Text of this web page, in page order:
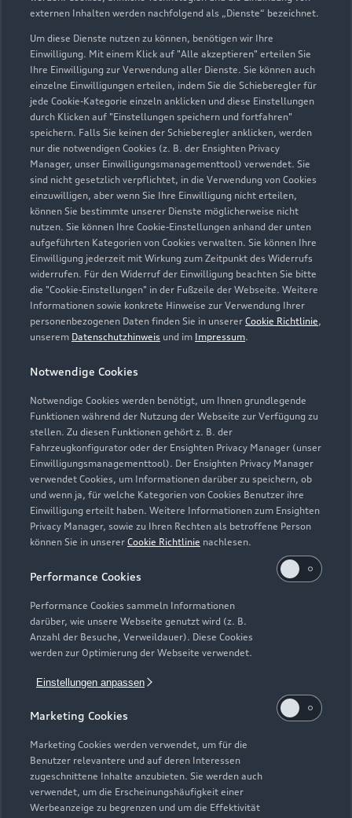
externen Inhalten werden nachfolgend als „Dienste“ bezeichnet.
Um diese Dienste nutzen zu können, benötigen wir Ihre
Einwilligung. Mit einem Klick auf "Alle akzeptieren" erteilen Sie
Ihre Einwilligung zur Verwendung aller Dienste. Sie können auch
einzelne Einwilligungen erteilen, indem Sie die Schieberegler für
jede Cookie-Kategorie einzeln anklicken und diese Einstellungen
durch Klicken auf "Einstellungen speichern und fortfahren"
speichern. Falls Sie keinen der Schieberegler anklicken, werden
nur die notwendigen Cookies (z. B. der Ensighten Privacy
Manager, unser Einwilligungsmanagementtool) verwendet. Sie
sind nicht gesetzlich verpflichtet, in die Verwendung von Cookies
einzuwilligen, aber wenn Sie Ihre Einwilligung nicht erteilen,
können Sie bestimmte unserer Dienste möglicherweise nicht
nutzen. Sie können Ihre Cookie-Einstellungen anhand der unten
aufgeführten Kategorien von Cookies verwalten. Sie können Ihre
Einwilligung jederzeit mit Wirkung zum Zeitpunkt des Widerrufs
widerrufen. Für den Widerruf der Einwilligung beachten Sie bitte
die "Cookie-Einstellungen" in der Fußzeile der Webseite. Weitere
Informationen sowie konkrete Hinweise zur Verwendung Ihrer
personenbezogenen Daten finden Sie in unserer Cookie Richtlinie,
unserem Datenschutzhinweis und im Impressum.
Notwendige Cookies
Notwendige Cookies werden benötigt, um Ihnen grundlegende
Funktionen während der Nutzung der Webseite zur Verfügung zu
stellen. Zu diesen Funktionen gehört z. B. der
Fahrzeugkonfigurator oder der Ensighten Privacy Manager (unser
Einwilligungsmanagementtool). Der Ensighten Privacy Manager
verwendet Cookies, um Informationen darüber zu speichern, ob
und wenn ja, für welche Kategorien von Cookies Benutzer ihre
Einwilligung erteilt haben. Weitere Informationen zum Ensighten
Privacy Manager, sowie zu Ihren Rechten als betroffene Person
können Sie in unserer Cookie Richtlinie nachlesen.
Performance Cookies
Performance Cookies sammeln Informationen
darüber, wie unsere Webseite genutzt wird (z. B.
Anzahl der Besuche, Verweildauer). Diese Cookies
werden zur Optimierung der Webseite verwendet.
Einstellungen anpassen
Marketing Cookies
Marketing Cookies werden verwendet, um für die
Benutzer relevantere und auf deren Interessen
zugeschnittene Inhalte anzubieten. Sie werden auch
verwendet, um die Erscheinungshäufigkeit einer
Werbeanzeige zu begrenzen und um die Effektivität
Zurück nach oben
Modelle
Elektromodelle
Plug-in-Hybride
Neuwagensuche
Gebrauchtwagensuche
Geschäftskunden
Service & Zubehör
Saisonale Angebote
Audi Services
Garantie
Audi digital services
myAudi
Support
Audi Code
Häufige Fragen (FAQ)
Über Audi
Unternehmen
Karriere
Investor Relations